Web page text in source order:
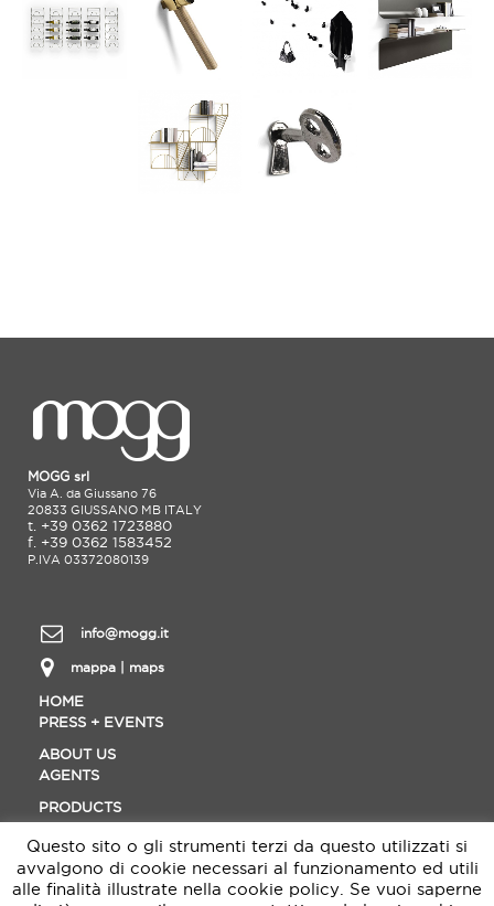
MOGG srl
Via A. da Giussano 76
20833 GIUSSANO MB ITALY
t. +39 0362 1723880
f. +39 0362 1583452
P.IVA 03372080139
info@mogg.it
mappa | maps
HOME
PRESS + EVENTS
ABOUT US
AGENTS
PRODUCTS
MATERIALS
DOWNLOAD
Questo sito o gli strumenti terzi da questo utilizzati si
avvalgono di cookie necessari al funzionamento ed utili
alle finalità illustrate nella cookie policy. Se vuoi saperne